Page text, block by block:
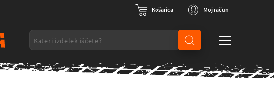
Košarica Moj račun